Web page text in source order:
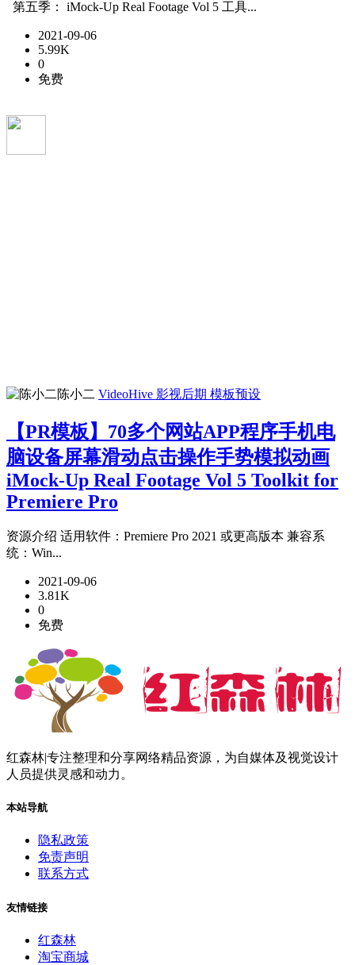
第五季： iMock-Up Real Footage Vol 5 工具...
2021-09-06
5.99K
0
免费
陈小二 VideoHive 影视后期 模板预设
【PR模板】70多个网站APP程序手机电
脑设备屏幕滑动点击操作手势模拟动画
iMock-Up Real Footage Vol 5 Toolkit for
Premiere Pro
资源介绍 适用软件：Premiere Pro 2021 或更高版本 兼容系
统：Win...
2021-09-06
3.81K
0
免费
红森林|专注整理和分享网络精品资源，为自媒体及视觉设计
人员提供灵感和动力。
本站导航
隐私政策
免责声明
联系方式
友情链接
红森林
淘宝商城